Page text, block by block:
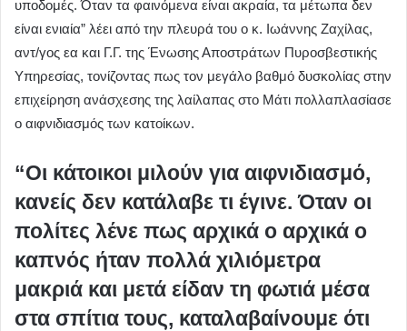
υποδομές. Όταν τα φαινόμενα είναι ακραία, τα μέτωπα δεν
είναι ενιαία” λέει από την πλευρά του ο κ. Ιωάννης Ζαχίλας,
αντ/γος εα και Γ.Γ. της Ένωσης Αποστράτων Πυροσβεστικής
Υπηρεσίας, τονίζοντας πως τον μεγάλο βαθμό δυσκολίας στην
επιχείρηση ανάσχεσης της λαίλαπας στο Μάτι πολλαπλασίασε
ο αιφνιδιασμός των κατοίκων.
“Οι κάτοικοι μιλούν για αιφνιδιασμό,
κανείς δεν κατάλαβε τι έγινε. Όταν οι
πολίτες λένε πως αρχικά ο αρχικά ο
καπνός ήταν πολλά χιλιόμετρα
μακριά και μετά είδαν τη φωτιά μέσα
στα σπίτια τους, καταλαβαίνουμε ότι